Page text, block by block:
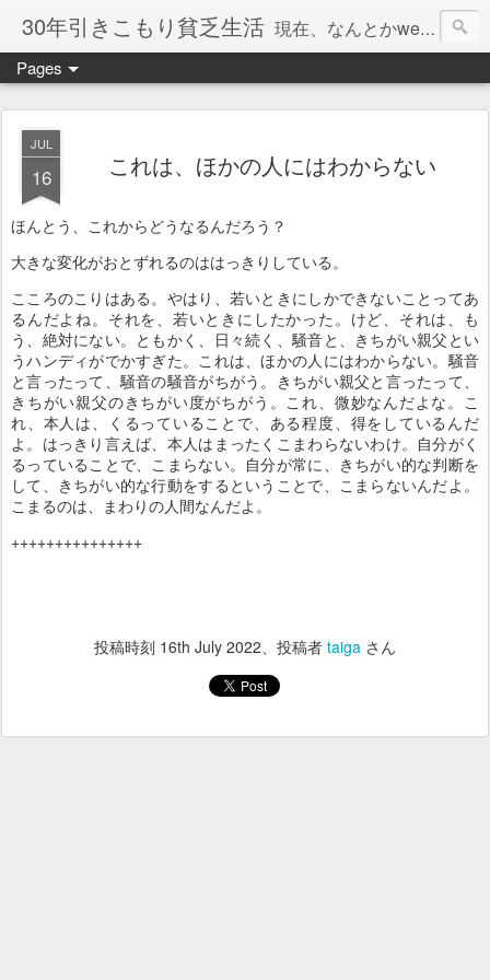
30年引きこもり貧乏生活 現在、なんとかweb系の仕事で食べています。このブログで扱う問題は「この世とはなにか」「人生とはなにか」「人間とはなにか」「強迫神経症の原因と解決法」「うつ病の原因と寄り添う方法」「家族の問題」などについてです。
Pages
JUL
16 これは、ほかの人にはわからない
ほんとう、これからどうなるんだろう？
大きな変化がおとずれるのははっきりしている。
こころのこりはある。やはり、若いときにしかできないことってあ
るんだよね。それを、若いときにしたかった。けど、それは、も
う、絶対にない。ともかく、日々続く、騒音と、きちがい親父とい
うハンディがでかすぎた。これは、ほかの人にはわからない。騒音
と言ったって、騒音の騒音がちがう。きちがい親父と言ったって、
きちがい親父のきちがい度がちがう。これ、微妙なんだよな。こ
れ、本人は、くるっていることで、ある程度、得をしているんだ
よ。はっきり言えば、本人はまったくこまわらないわけ。自分がく
るっていることで、こまらない。自分が常に、きちがい的な判断を
して、きちがい的な行動をするということで、こまらないんだよ。
こまるのは、まわりの人間なんだよ。
+++++++++++++++
投稿時刻 16th July 2022、投稿者 taiga さん